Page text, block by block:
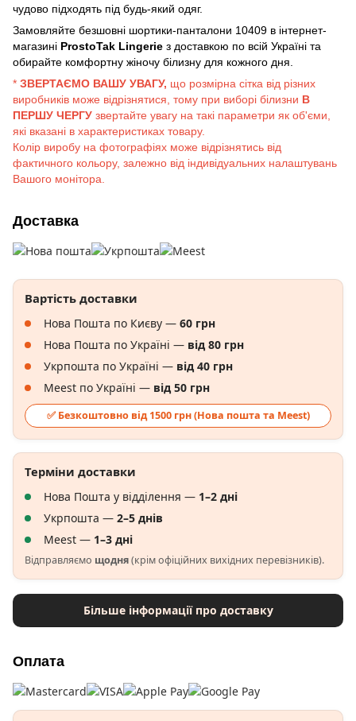
чудово підходять під будь-який одяг.
Замовляйте безшовні шортики-панталони 10409 в інтернет-
магазині ProstoTak Lingerie з доставкою по всій Україні та
обирайте комфортну жіночу білизну для кожного дня.
* ЗВЕРТАЄМО ВАШУ УВАГУ, що розмірна сітка від різних
виробників може відрізнятися, тому при виборі білизни В
ПЕРШУ ЧЕРГУ звертайте увагу на такі параметри як об'єми,
які вказані в характеристиках товару.
Колір виробу на фотографіях може відрізнятись від
фактичного кольору, залежно від індивідуальних налаштувань
Вашого монітора.
Доставка
Вартість доставки
Нова Пошта по Києву — 60 грн
Нова Пошта по Україні — від 80 грн
Укрпошта по Україні — від 40 грн
Meest по Україні — від 50 грн
✅ Безкоштовно від 1500 грн (Нова пошта та Meest)
Терміни доставки
Нова Пошта у відділення — 1–2 дні
Укрпошта — 2–5 днів
Meest — 1–3 дні
Відправляємо щодня(крім офіційних вихідних перевізників).
Більше інформації про доставку
Оплата